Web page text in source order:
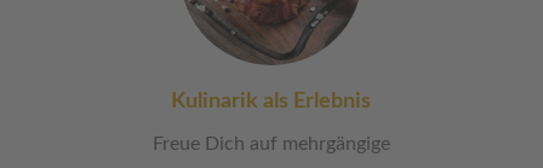
Kulinarik als Erlebnis
Freue Dich auf mehrgängige